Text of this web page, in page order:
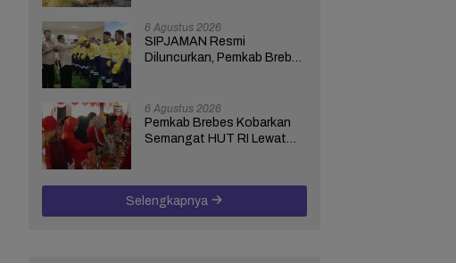
6 Agustus 2026
SIPJAMAN Resmi
Diluncurkan, Pemkab Brebes
6 Agustus 2026
Pemkab Brebes Kobarkan
Semangat HUT RI Lewat
Selengkapnya